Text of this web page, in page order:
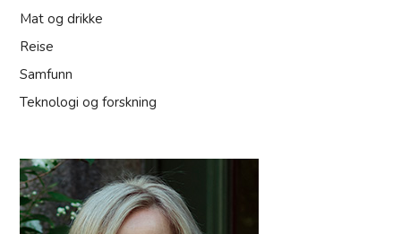
Mat og drikke
Reise
Samfunn
Teknologi og forskning